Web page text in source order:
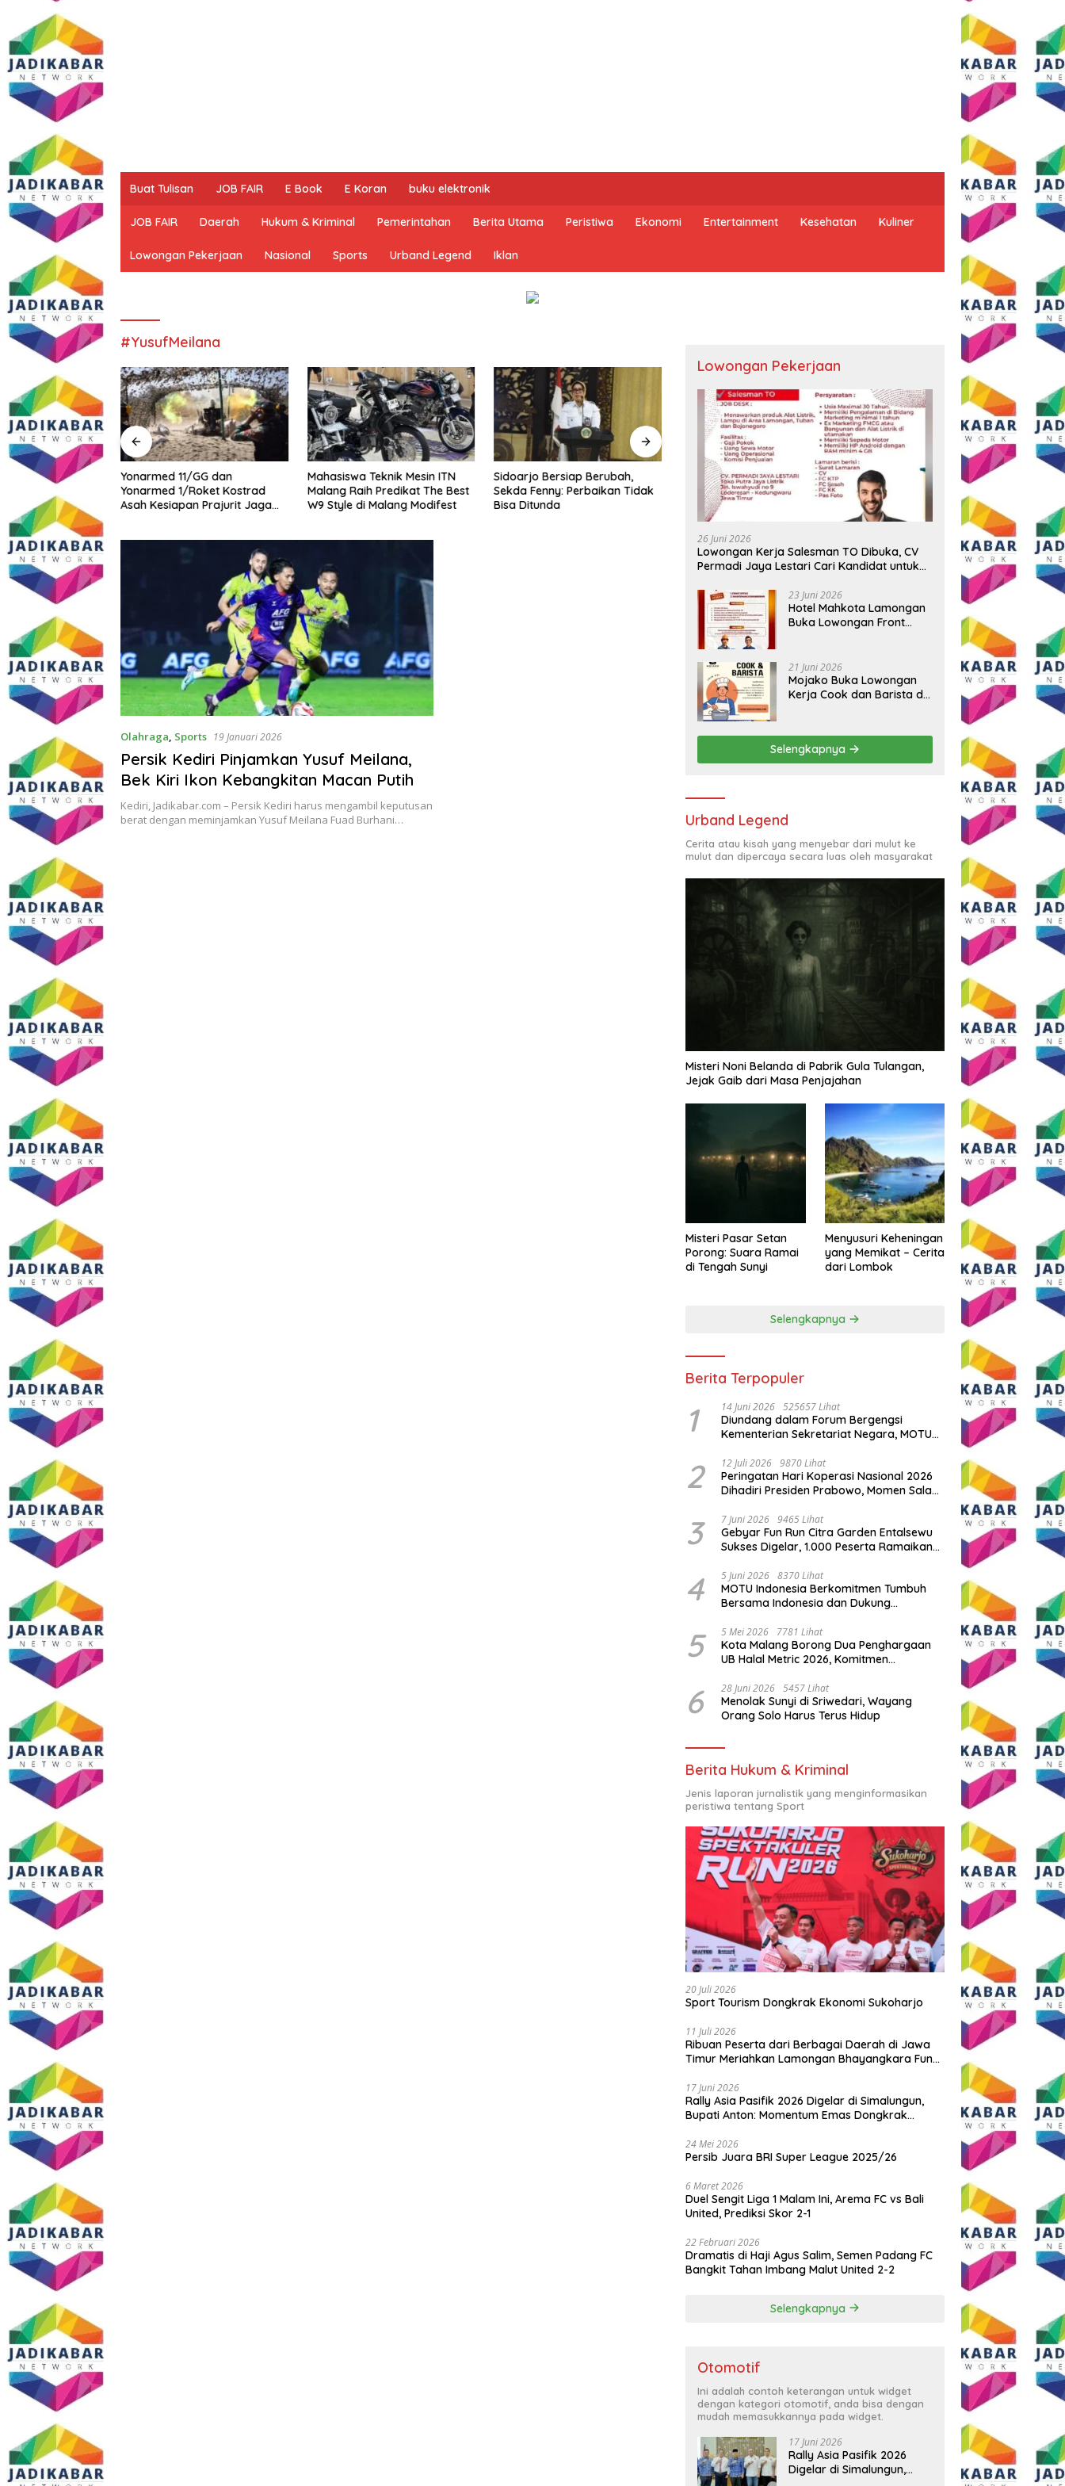
Buat Tulisan JOB FAIR E Book E Koran buku elektronik
JOB FAIR Daerah Hukum & Kriminal Pemerintahan Berita Utama Peristiwa Ekonomi Entertainment Kesehatan Kuliner
Lowongan Pekerjaan Nasional Sports Urband Legend Iklan
#YusufMeilana
Wartawan
Gedung,
SMAN 1
DPD IWOI
Yonarmed 11/GG dan
Yonarmed 1/Roket Kostrad
Asah Kesiapan Prajurit Jaga
Mahasiswa Teknik Mesin ITN
Malang Raih Predikat The Best
W9 Style di Malang Modifest
Sidoarjo Bersiap Berubah,
Sekda Fenny: Perbaikan Tidak
Bisa Ditunda
Bukan Sekadar Ngopi, Presiden
LIRA Andi Syafrani
Konsolidasikan Kekuatan
Organisasi di Malang
Sambut HUT RI ke-81, Grand
Mercure Malang Mirama Gelar
Opening Ceremony Olimpiade
Agustusan 2026
Olahraga, Sports 19 Januari 2026
Persik Kediri Pinjamkan Yusuf Meilana,
Bek Kiri Ikon Kebangkitan Macan Putih
Kediri, Jadikabar.com – Persik Kediri harus mengambil keputusan
berat dengan meminjamkan Yusuf Meilana Fuad Burhani…
Lowongan Pekerjaan
26 Juni 2026
Lowongan Kerja Salesman TO Dibuka, CV
Permadi Jaya Lestari Cari Kandidat untuk
23 Juni 2026
Hotel Mahkota Lamongan
Buka Lowongan Front
Syaratnya
21 Juni 2026
Mojako Buka Lowongan
Kerja Cook dan Barista di
Selengkapnya
Urband Legend
Cerita atau kisah yang menyebar dari mulut ke
mulut dan dipercaya secara luas oleh masyarakat
Misteri Noni Belanda di Pabrik Gula Tulangan,
Jejak Gaib dari Masa Penjajahan
Misteri Pasar Setan
Porong: Suara Ramai
di Tengah Sunyi
Menyusuri Keheningan
yang Memikat – Cerita
dari Lombok
Selengkapnya
Berita Terpopuler
1 14 Juni 2026 525657 Lihat
Diundang dalam Forum Bergengsi
Kementerian Sekretariat Negara, MOTU
Indonesia
2 12 Juli 2026 9870 Lihat
Peringatan Hari Koperasi Nasional 2026
Dihadiri Presiden Prabowo, Momen Salam
3 7 Juni 2026 9465 Lihat
Gebyar Fun Run Citra Garden Entalsewu
Sukses Digelar, 1.000 Peserta Ramaikan
4 5 Juni 2026 8370 Lihat
MOTU Indonesia Berkomitmen Tumbuh
Bersama Indonesia dan Dukung
5 5 Mei 2026 7781 Lihat
Kota Malang Borong Dua Penghargaan
UB Halal Metric 2026, Komitmen
6 28 Juni 2026 5457 Lihat
Menolak Sunyi di Sriwedari, Wayang
Orang Solo Harus Terus Hidup
Berita Hukum & Kriminal
Jenis laporan jurnalistik yang menginformasikan
peristiwa tentang Sport
20 Juli 2026
Sport Tourism Dongkrak Ekonomi Sukoharjo
11 Juli 2026
Ribuan Peserta dari Berbagai Daerah di Jawa
Timur Meriahkan Lamongan Bhayangkara Fun
17 Juni 2026
Rally Asia Pasifik 2026 Digelar di Simalungun,
Bupati Anton: Momentum Emas Dongkrak
24 Mei 2026
Persib Juara BRI Super League 2025/26
6 Maret 2026
Duel Sengit Liga 1 Malam Ini, Arema FC vs Bali
United, Prediksi Skor 2-1
22 Februari 2026
Dramatis di Haji Agus Salim, Semen Padang FC
Bangkit Tahan Imbang Malut United 2-2
Selengkapnya
Otomotif
Ini adalah contoh keterangan untuk widget
dengan kategori otomotif, anda bisa dengan
mudah memasukkannya pada widget.
17 Juni 2026
Rally Asia Pasifik 2026
Digelar di Simalungun,